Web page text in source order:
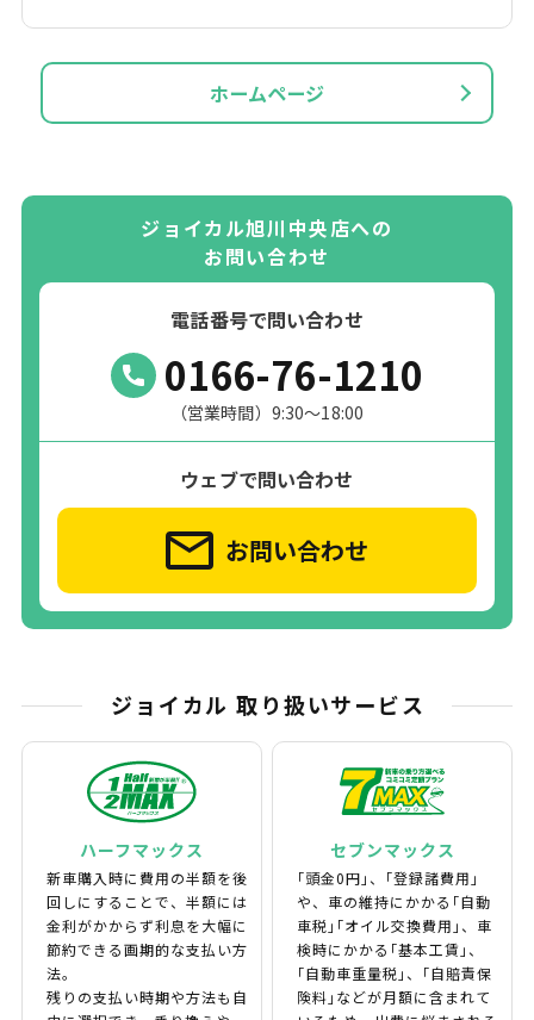
ホームページ
ジョイカル旭川中央店への
お問い合わせ
電話番号で問い合わせ
0166-76-1210
（営業時間）9:30～18:00
ウェブで問い合わせ
お問い合わせ
ジョイカル 取り扱いサービス
ハーフマックス
新車購入時に費用の半額を後
回しにすることで、半額には
金利がかからず利息を大幅に
節約できる画期的な支払い方
法。
残りの支払い時期や方法も自
セブンマックス
｢頭金0円｣、｢登録諸費用｣
や、車の維持にかかる｢自動
車税｣｢オイル交換費用｣、車
検時にかかる｢基本工賃｣、
｢自動車重量税｣、｢自賠責保
険料｣などが月額に含まれて